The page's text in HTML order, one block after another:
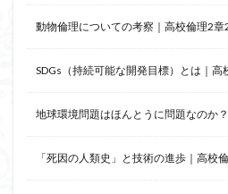
動物倫理についての考察｜高校倫理2章
SDGs（持続可能な開発目標）とは｜高
地球環境問題はほんとうに問題なのか
「死因の人類史」と技術の進歩｜高校